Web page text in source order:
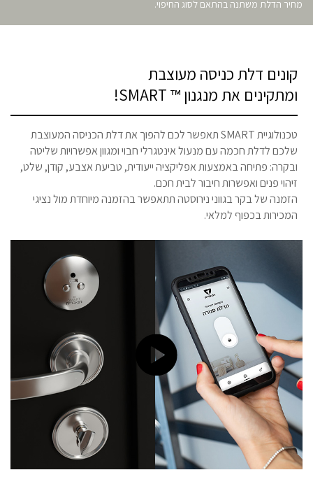
מחיר הדלת משתנה בהתאם לסוג החיפוי.
קונים דלת כניסה מעוצבת
ומתקינים את מנגנון ™ SMART!
טכנולוגיית SMART תאפשר לכם להפוך את דלת הכניסה המעוצבת
שלכם לדלת חכמה עם מנעול אינטגרלי חבוי ומגוון אפשרויות שליטה
ובקרה: פתיחה באמצעות אפליקציה ייעודית, טביעת אצבע, קודן, שלט,
זיהוי פנים ואפשרות חיבור לבית חכם.
הזמנה של בקר בגווני נירוסטה תתאפשר בהזמנה מיוחדת מול נציגי
המכירות בכפוף למלאי.